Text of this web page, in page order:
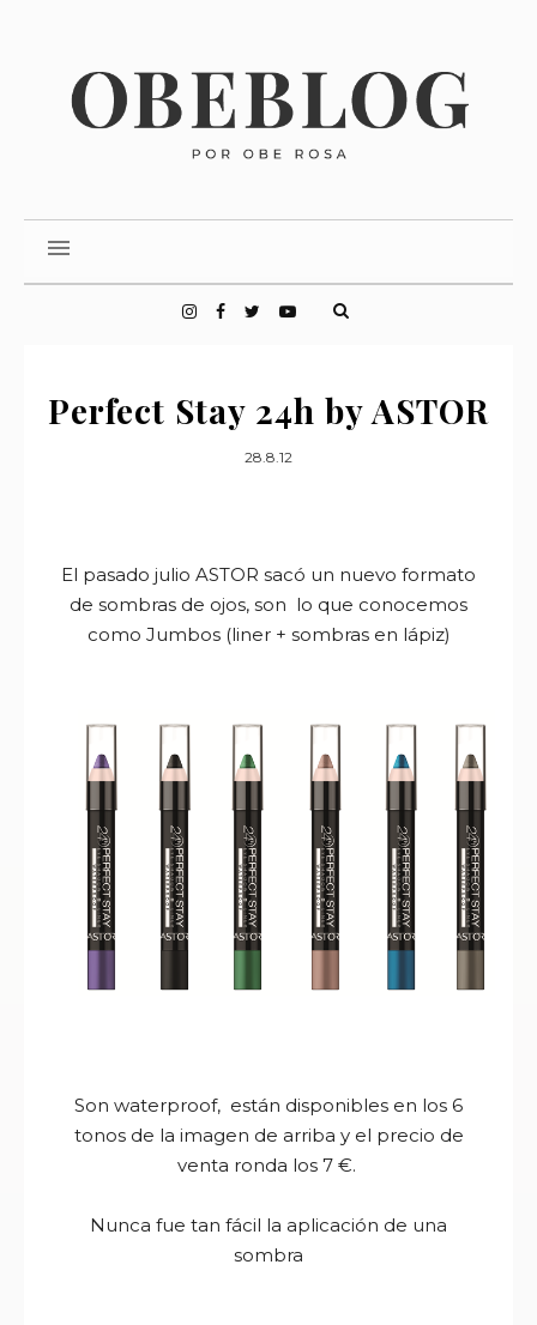
Perfect Stay 24h by ASTOR
28.8.12
El pasado julio ASTOR sacó un nuevo formato
de sombras de ojos, son lo que conocemos
como Jumbos (liner + sombras en lápiz)
Son waterproof, están disponibles en los 6
tonos de la imagen de arriba y el precio de
venta ronda los 7 €.
Nunca fue tan fácil la aplicación de una
sombra